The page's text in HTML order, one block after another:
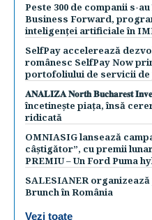
Peste 300 de companii s-
Business Forward,
inteligenței artificiale în
SelfPay accelerează
românesc SelfPay Now
portofoliului de servicii de
𝐀𝐍𝐀𝐋𝐈𝐙𝐀 𝐍𝐨𝐫𝐭𝐡 𝐁𝐮𝐜𝐡𝐚𝐫𝐞𝐬𝐭
încetinește piața, însă
ridicată
OMNIASIG lansează
câștigător”, cu premii
PREMIU – Un Ford Puma
SALESIANER
Brunch în România
Vezi toate